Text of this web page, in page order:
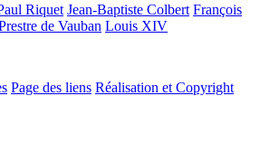
Riquet Jean-Baptiste Colbert François
de Vauban Louis XIV
Page des liens Réalisation et Copyright